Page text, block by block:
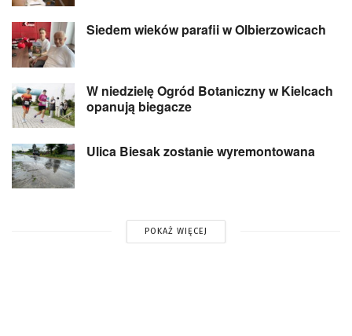
Siedem wieków parafii w Olbierzowicach
W niedzielę Ogród Botaniczny w Kielcach
opanują biegacze
Ulica Biesak zostanie wyremontowana
POKAŻ WIĘCEJ